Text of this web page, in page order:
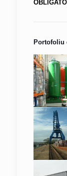
Portofoliu